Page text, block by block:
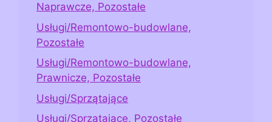
Naprawcze, Pozostałe
Usługi/Remontowo-budowlane,
Pozostałe
Usługi/Remontowo-budowlane,
Prawnicze, Pozostałe
Usługi/Sprzątające
Usługi/Sprzątające, Pozostałe